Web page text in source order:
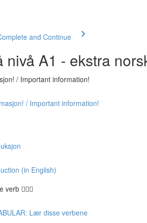
and Continue
nivå A1 - ekstra
/ Important information!
/ Important information!
(in English)
🏃🏻‍♀️
Lær disse verbene